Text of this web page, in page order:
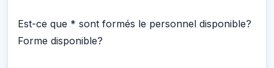
Est-ce que * sont formés le personnel disponible?
Forme disponible?